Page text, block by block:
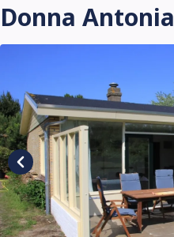
Donna Antonia